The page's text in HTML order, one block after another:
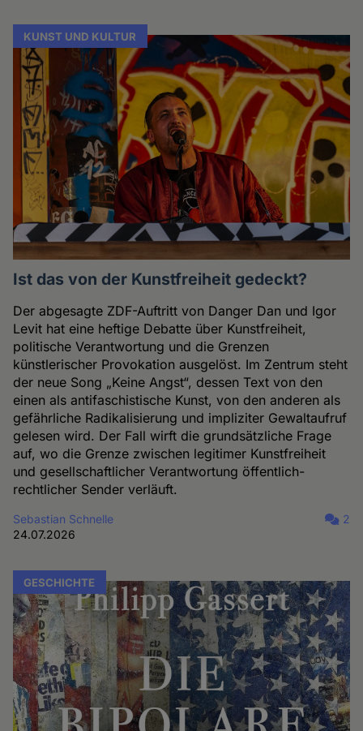
KUNST UND KULTUR
Ist das von der Kunstfreiheit gedeckt?
Der abgesagte ZDF-Auftritt von Danger Dan und Igor
Levit hat eine heftige Debatte über Kunstfreiheit,
politische Verantwortung und die Grenzen
künstlerischer Provokation ausgelöst. Im Zentrum steht
der neue Song „Keine Angst“, dessen Text von den
einen als antifaschistische Kunst, von den anderen als
gefährliche Radikalisierung und impliziter Gewaltaufruf
gelesen wird. Der Fall wirft die grundsätzliche Frage
auf, wo die Grenze zwischen legitimer Kunstfreiheit
und gesellschaftlicher Verantwortung öffentlich-
rechtlicher Sender verläuft.
Sebastian Schnelle
24.07.2026
2
GESCHICHTE